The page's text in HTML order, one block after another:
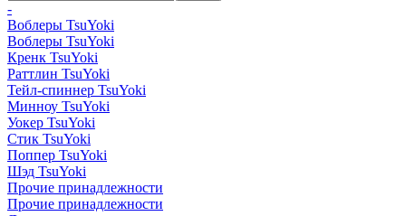
-
Воблеры TsuYoki
Воблеры TsuYoki
Кренк TsuYoki
Раттлин TsuYoki
Тейл-спиннер TsuYoki
Минноу TsuYoki
Уокер TsuYoki
Стик TsuYoki
Поппер TsuYoki
Шэд TsuYoki
Прочие принадлежности
Прочие принадлежности